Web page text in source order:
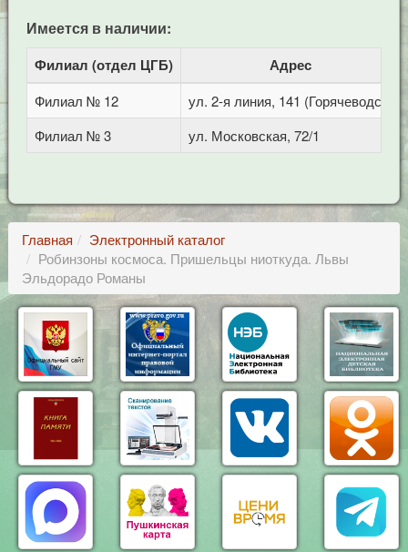
Имеется в наличии:
Филиал (отдел ЦГБ) Адрес
Филиал № 12
ул. 2-я линия, 141 (Горячеводск)
Филиал № 3
ул. Московская, 72/1
Главная
Электронный каталог
Робинзоны космоса. Пришельцы ниоткуда. Львы
Эльдорадо Романы